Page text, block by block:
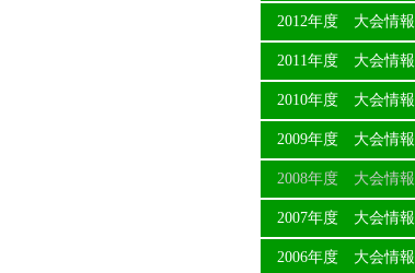
2012年度 大会情報
2011年度 大会情報
2010年度 大会情報
2009年度 大会情報
2008年度 大会情報
2007年度 大会情報
2006年度 大会情報